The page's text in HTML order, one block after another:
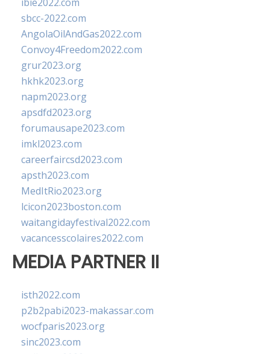
sbcc-2022.com
AngolaOilAndGas2022.com
Convoy4Freedom2022.com
grur2023.org
hkhk2023.org
napm2023.org
apsdfd2023.org
forumausape2023.com
imkl2023.com
careerfaircsd2023.com
apsth2023.com
MedItRio2023.org
lcicon2023boston.com
waitangidayfestival2022.com
vacancesscolaires2022.com
MEDIA PARTNER II
isth2022.com
p2b2pabi2023-makassar.com
wocfparis2023.org
sinc2023.com